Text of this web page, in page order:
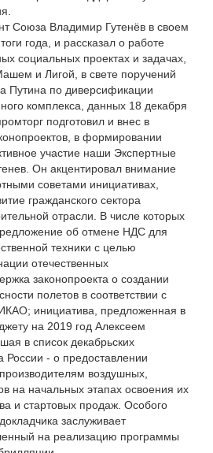
Союза Владимир Гутенёв в своем
года, и рассказал о работе
социальных проектах и задачах,
и Лигой, в свете поручений
Путина по диверсификации
комплекса, данных 18 декабря
подготовил и внес в
в формировании
участие наши Экспертные
Он акцентировал внимание
советами инициативах,
гражданского сектора
отрасли. В числе которых
об отмене НДС для
техники с целью
отечественных
законопроекта о создании
полетов в соответствии с
инициатива, предложенная в
на 2019 год Алексеем
в список декабрьских
России - о предоставлении
воздушных,
на начальных этапах освоения их
и стартовых продаж. Особого
заслуживает
на реализацию программы